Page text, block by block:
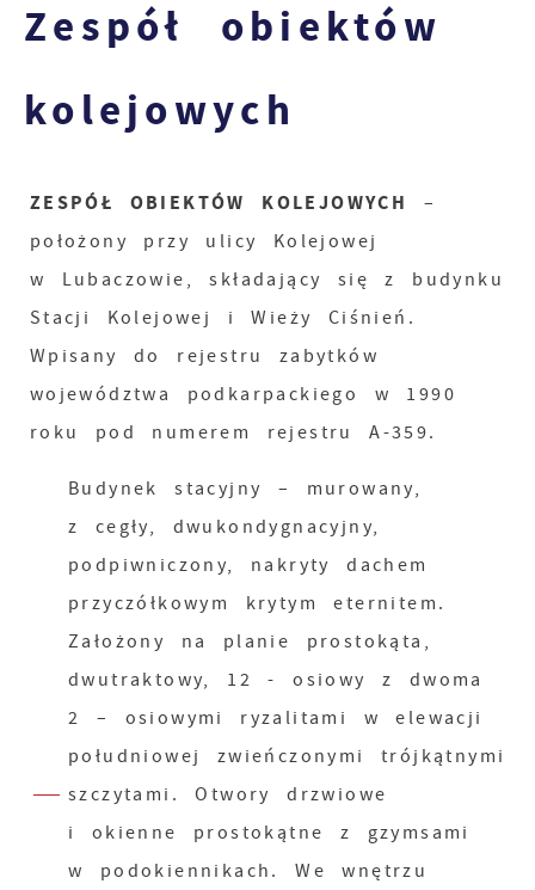
Zespół obiektów
kolejowych
ZESPÓŁ OBIEKTÓW KOLEJOWYCH
–
położony przy ulicy Kolejowej
w Lubaczowie, składający się z budynku
Stacji Kolejowej i Wieży Ciśnień.
Wpisany do rejestru zabytków
województwa podkarpackiego w 1990
roku pod numerem rejestru A-359.
Budynek stacyjny – murowany,
z cegły, dwukondygnacyjny,
podpiwniczony, nakryty dachem
przyczółkowym krytym eternitem.
Założony na planie prostokąta,
dwutraktowy, 12 - osiowy z dwoma
2 – osiowymi ryzalitami w elewacji
południowej zwieńczonymi trójkątnymi
szczytami. Otwory drzwiowe
i okienne prostokątne z gzymsami
w podokiennikach. We wnętrzu